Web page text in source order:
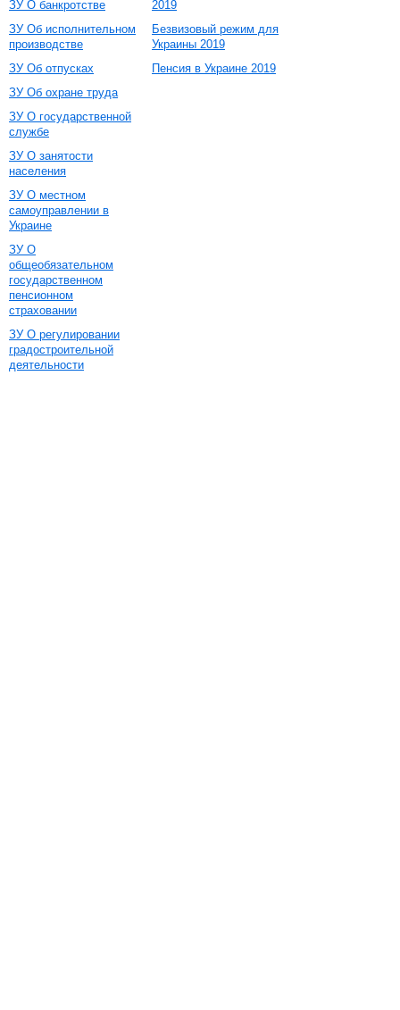
ЗУ О банкротстве
ЗУ Об исполнительном
производстве
ЗУ Об отпусках
ЗУ Об охране труда
ЗУ О государственной
службе
ЗУ О занятости
населения
ЗУ О местном
самоуправлении в
Украине
ЗУ О
общеобязательном
государственном
пенсионном
страховании
ЗУ О регулировании
градостроительной
деятельности
2019
Безвизовый режим для
Украины 2019
Пенсия в Украине 2019